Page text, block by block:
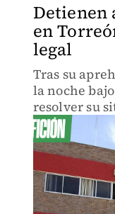
Detienen
en
legal
Tras su
la noche
resolver su